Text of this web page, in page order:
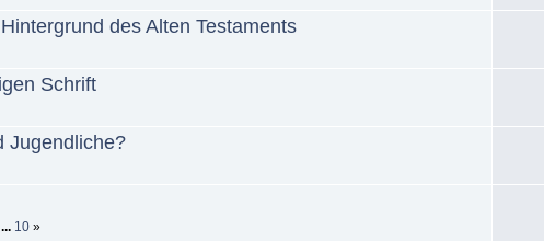
des Alten Testaments
Schrift
Jugendliche?
... 10 »